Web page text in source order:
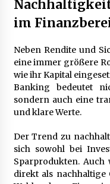
im
Neben Rendite und
eine immer größere
wie ihr Kapital
Banking bedeutet
sondern auch eine
und klare Werte.
Der Trend zu
sich sowohl bei
Sparprodukten.
direkt als nachhaltige